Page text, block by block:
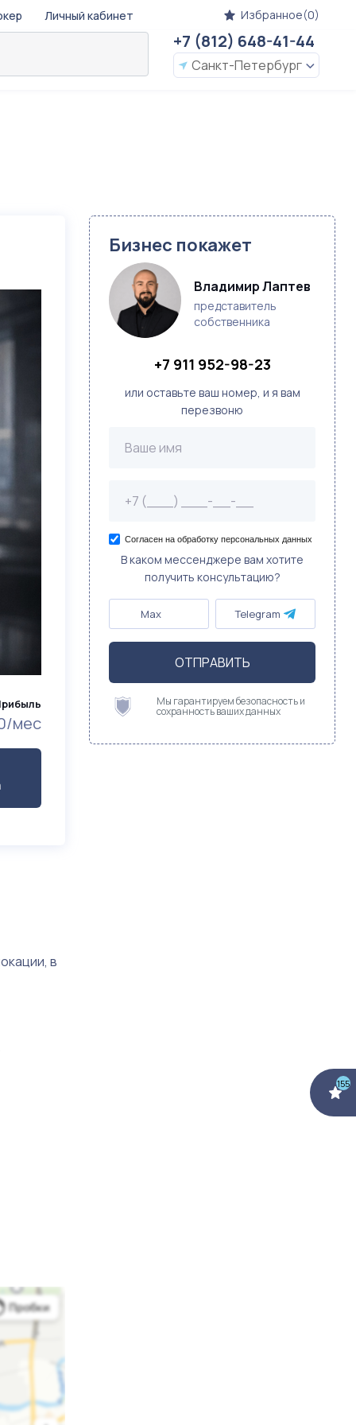
Личный кабинет Избранное(0)
+7 (812) 648-41-44
Санкт-Петербург
мес
в
Бизнес покажет
Владимир Лаптев
представитель
собственника
+7 911 952-98-23
или оставьте ваш номер, и я вам
перезвоню
Согласен на обработку персональных данных
В каком мессенджере вам хотите
получить консультацию?
Max Telegram
ОТПРАВИТЬ
Мы гарантируем безопасность и
сохранность ваших данных
155